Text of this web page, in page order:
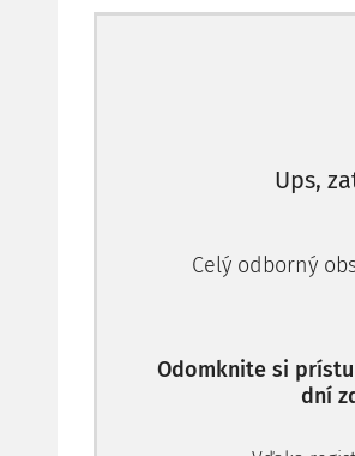
Ups,
Celý odborný
Odomknite si
dní